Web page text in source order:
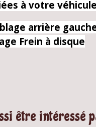
à votre
arrière
Frein à disque
être intéressé